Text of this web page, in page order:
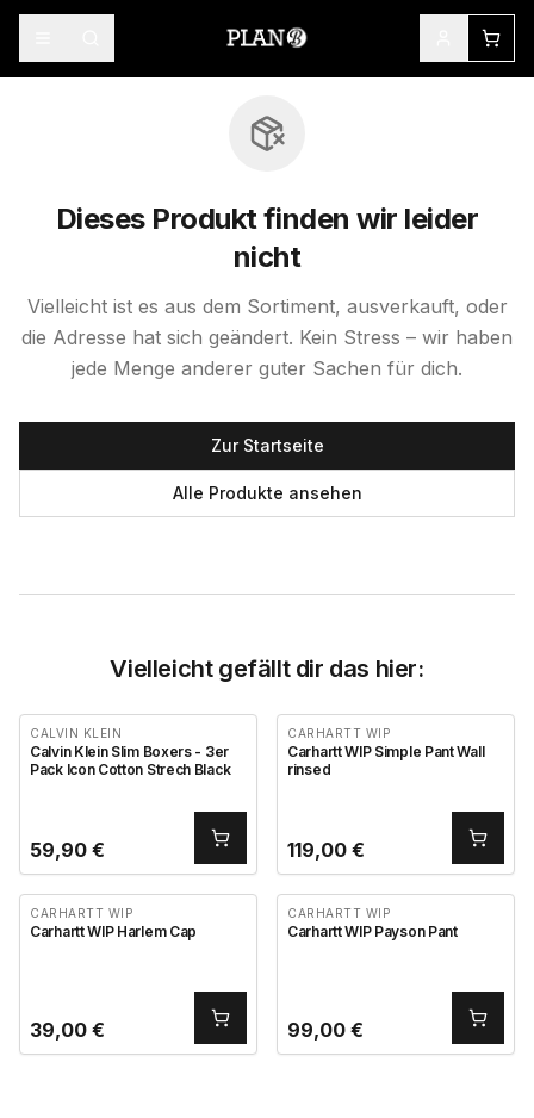
Dieses Produkt finden wir leider
nicht
Vielleicht ist es aus dem Sortiment, ausverkauft, oder
die Adresse hat sich geändert. Kein Stress – wir haben
jede Menge anderer guter Sachen für dich.
Zur Startseite
Alle Produkte ansehen
Vielleicht gefällt dir das hier:
CALVIN KLEIN
Calvin Klein Slim Boxers - 3er
Pack Icon Cotton Strech Black
59,90 €
CARHARTT WIP
Carhartt WIP Simple Pant Wall
rinsed
119,00 €
CARHARTT WIP
Carhartt WIP Harlem Cap
39,00 €
CARHARTT WIP
Carhartt WIP Payson Pant
99,00 €